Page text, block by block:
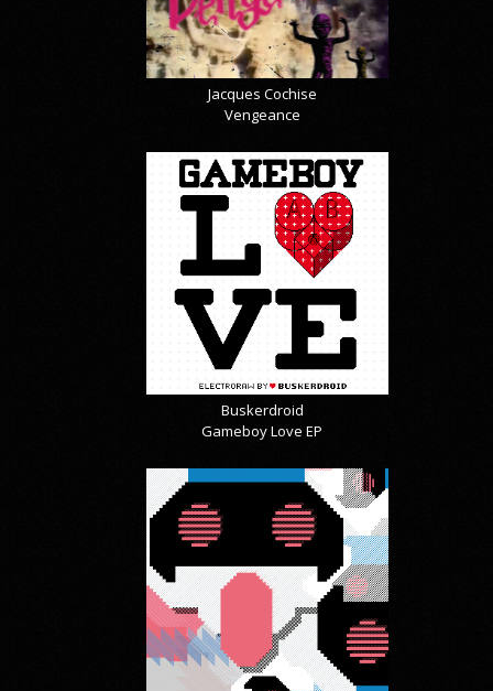
Jacques Cochise
Vengeance
Buskerdroid
Gameboy Love EP